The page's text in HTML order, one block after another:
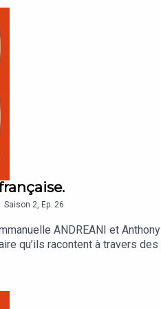
Saison 2 Ep. 26
ANDREANI et
qu’ils racontent à travers
en librairie et sur la
de documents à consulter, les